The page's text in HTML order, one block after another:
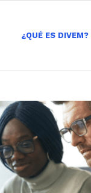
¿QUÉ ES DIVEM?